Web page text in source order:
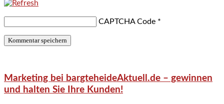
CAPTCHA Code *
Marketing bei bargteheideAktuell.de – gewinnen
und halten Sie Ihre Kunden!